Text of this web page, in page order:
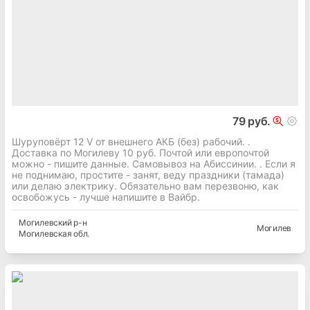
79 руб.
Шуруповёрт 12 V от внешнего АКБ (без) рабочий. .
Доставка по Могилеву 10 руб. Почтой или европочтой
можно - пишите данные. Самовывоз на Абиссинии. . Если я
не поднимаю, простите - занят, веду праздники (тамада)
или делаю электрику. Обязательно вам перезвоню, как
освобожусь - лучше напишите в Вайбр.
Могилевскийр-н
Могилевская обл.
Могилев